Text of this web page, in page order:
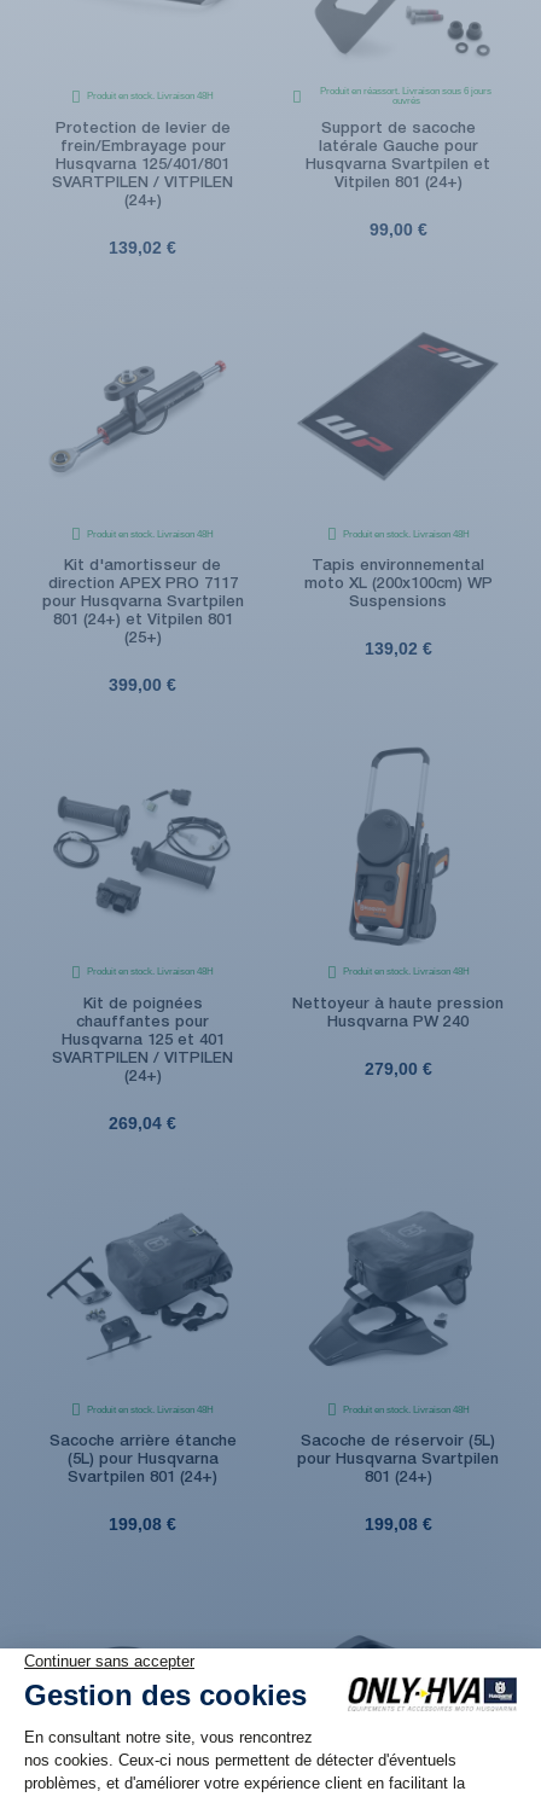
Produit en stock. Livraison 48H
Protection de levier de
frein/Embrayage pour
Husqvarna 125/401/801
SVARTPILEN / VITPILEN
(24+)
139,02 €
Produit en réassort. Livraison sous 6 jours
ouvrés
Support de sacoche
latérale Gauche pour
Husqvarna Svartpilen et
Vitpilen 801 (24+)
99,00 €
Produit en stock. Livraison 48H
Kit d'amortisseur de
direction APEX PRO 7117
pour Husqvarna Svartpilen
801 (24+) et Vitpilen 801
(25+)
399,00 €
Produit en stock. Livraison 48H
Tapis environnemental
moto XL (200x100cm) WP
Suspensions
139,02 €
Produit en stock. Livraison 48H
Kit de poignées
chauffantes pour
Husqvarna 125 et 401
SVARTPILEN / VITPILEN
(24+)
269,04 €
Produit en stock. Livraison 48H
Nettoyeur à haute pression
Husqvarna PW 240
279,00 €
Produit en stock. Livraison 48H
Sacoche arrière étanche
(5L) pour Husqvarna
Svartpilen 801 (24+)
199,08 €
Produit en stock. Livraison 48H
Sacoche de réservoir (5L)
pour Husqvarna Svartpilen
801 (24+)
199,08 €